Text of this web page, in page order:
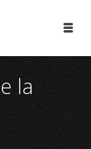
la